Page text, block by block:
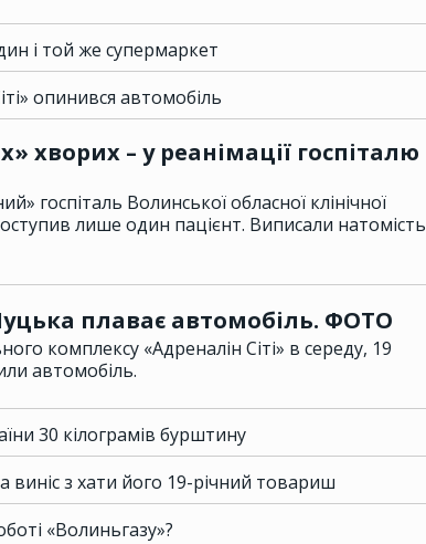
і той же супермаркет
опинився автомобіль
хворих – у реанімації госпіталю
госпіталь Волинської обласної клінічної
лише один пацієнт. Виписали натомість
плаває автомобіль. ФОТО
комплексу «Адреналін Сіті» в середу, 19
автомобіль.
30 кілограмів бурштину
з хати його 19-річний товариш
«Волиньгазу»?